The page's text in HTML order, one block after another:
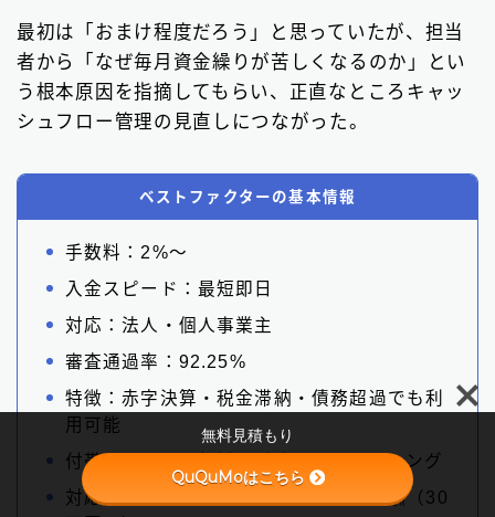
最初は「おまけ程度だろう」と思っていたが、担当
者から「なぜ毎月資金繰りが苦しくなるのか」とい
う根本原因を指摘してもらい、正直なところキャッ
シュフロー管理の見直しにつながった。
ベストファクターの基本情報
手数料：2%〜
入金スピード：最短即日
対応：法人・個人事業主
審査通過率：92.25%
特徴：赤字決算・税金滞納・債務超過でも利
用可能
付帯サービス：無料の財務コンサルティング
対応債権：売掛金・診療報酬・介護報酬（30
無料見積もり
QuQuMoはこちら